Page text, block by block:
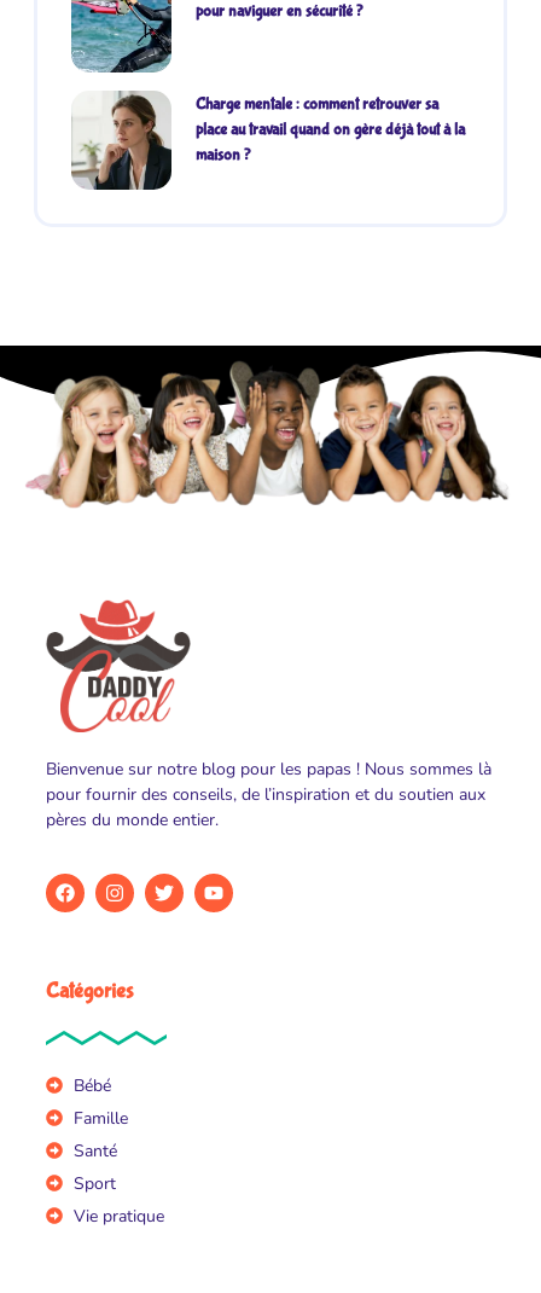
pour naviguer en sécurité ?
Charge mentale : comment retrouver sa
place au travail quand on gère déjà tout à la
maison ?
Bienvenue sur notre blog pour les papas ! Nous sommes là
pour fournir des conseils, de l’inspiration et du soutien aux
pères du monde entier.
Catégories
Bébé
Famille
Santé
Sport
Vie pratique